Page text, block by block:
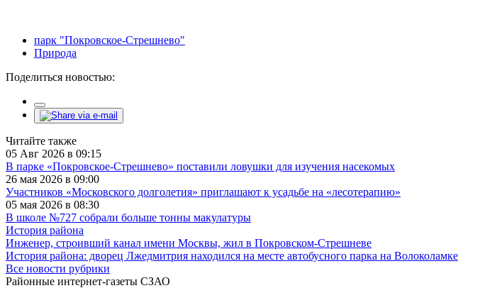
парк "Покровское-Стрешнево"
Природа
Поделиться новостью:
Читайте также
05 Авг 2026 в 09:15
В парке «Покровское-Стрешнево» поставили ловушки для изучения насекомых
26 мая 2026 в 09:00
Участников «Московского долголетия» приглашают к усадьбе на «лесотерапию»
05 мая 2026 в 08:30
В школе №727 собрали больше тонны макулатуры
История района
Инженер, строивший канал имени Москвы, жил в Покровском-Стрешневе
История района: дворец Лжедмитрия находился на месте автобусного парка на Волоколамке
Все новости рубрики
Районные интернет-газеты СЗАО